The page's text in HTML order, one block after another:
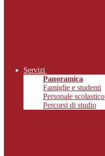
Servizi
Panoramica
Famiglie e studenti
Personale scolastico
Percorsi di studio